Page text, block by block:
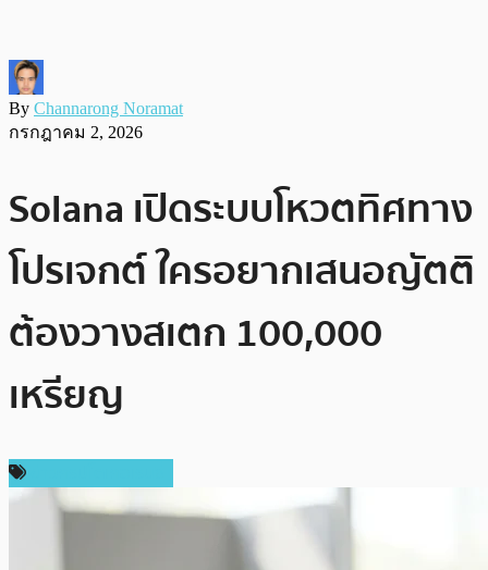
By Channarong Noramat
กรกฎาคม 2, 2026
Solana เปิดระบบโหวตทิศทาง
โปรเจกต์ ใครอยากเสนอญัตติ
ต้องวางสเตก 100,000
เหรียญ